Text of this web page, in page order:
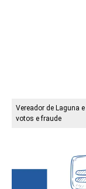
Vereador de Laguna
votos e fraude